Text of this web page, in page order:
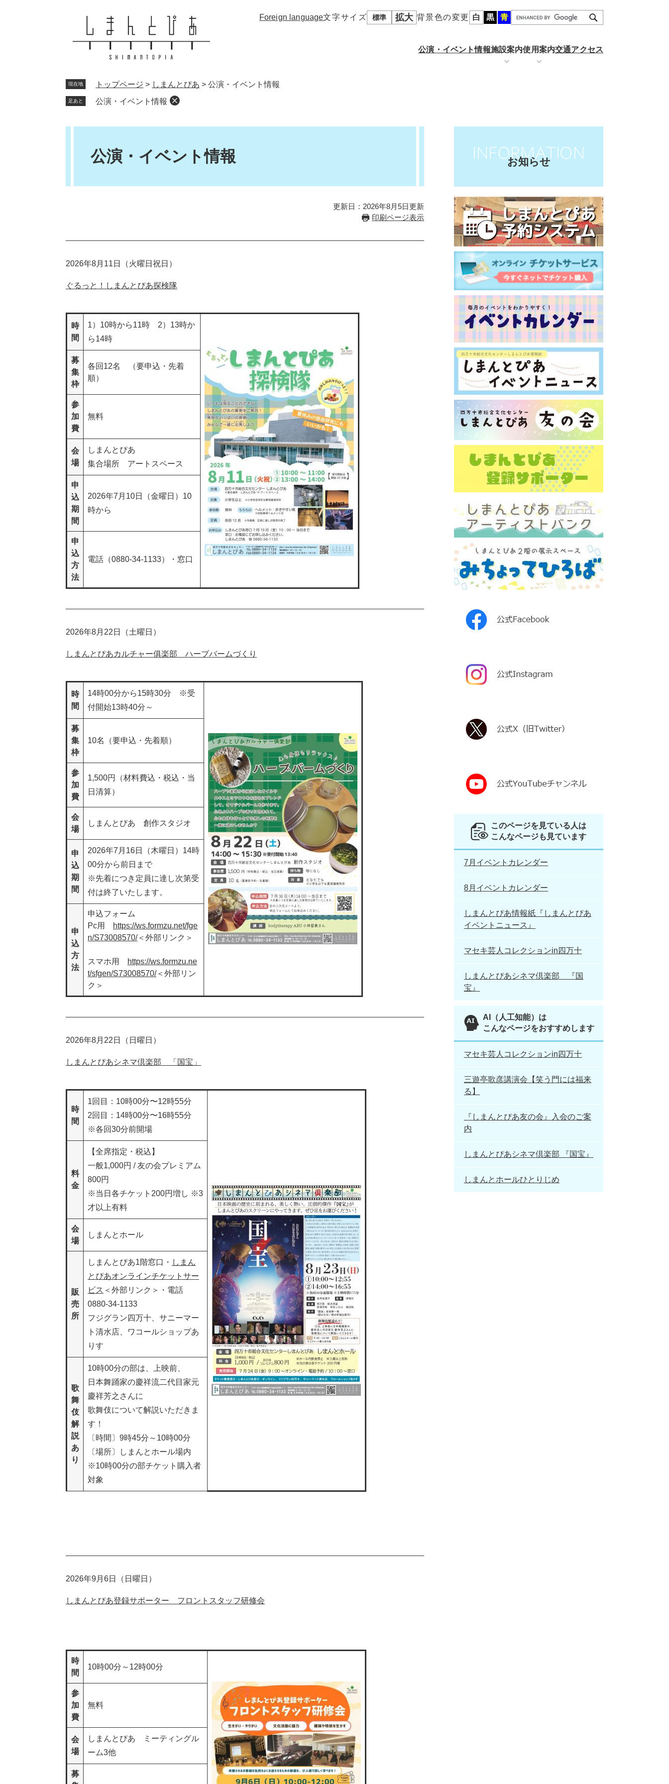
Foreign language文字サイズ 標準 拡大 背景色の変更 白 黒 青
G
o
索
公演・イベント情報施設案内
ス
使用案内
資料ダウンロード
交通アクセス
現在地 トップページ > しまんとぴあ > 公演・イベント情報
足あと 公演・イベント情報
公演・イベント情報
更新日：2026年8月5日更新
印刷ページ表示
2026年8月11日（火曜日祝日）
ぐるっと ！しまんとぴあ探検隊​
時
間
1）10時から11時 2）13時か
ら14時
募
集
枠
各回12名 （要申込・先着
順）
参
加
費
無料
会
場
しまんとぴあ
集合場所 アートスペース
申
込
期
間
2026年7月10日（金曜日）10
時から
申
込
方
法
電話（0880-34-1133）・窓口
2026年8月22日（土曜日）
しまんとぴあカルチャー俱楽部 ハーブバームづくり
時
間
14時00分から15時30分 ※受
付開始13時40分～
募
集
枠
10名（要申込・先着順）
参
加
費
1,500円（材料費込・税込・当
日清算）
会
場
しまんとぴあ 創作スタジオ
申
込
期
間
2026年7月16日（木曜日）14時
00分から前日まで
​※先着につき定員に達し次第受
付は終了いたします。
申
込
方
法
申込フォーム
Pc用
https://ws.formzu.net/fge
n/S73008570/＜外部リンク＞
スマホ用
https://ws.formzu.ne
t/sfgen/S73008570/＜外部リン
ク＞
2026年8月22日（日曜日）
しまんとぴあシネマ倶楽部 「国宝」
時
間
1回目：10時00分〜12時55分
2回目：14時00分〜16時55分
※各回30分前開場
料
金
【全席指定・税込】
一般1,000円 / 友の会プレミアム
800円
※当日各チケット200円増し ※3
才以上有料
会
場
しまんとホール
販
売
所
しまんとぴあ1階窓口・ しまん
とぴあオンラインチケットサー
ビス ＜外部リンク＞
・電話
0880-34-1133
フジグラン四万十、サニーマー
ト清水店、ワコールショップあ
りす
歌
舞
伎
解
説
あ
り
10時00分の部は、上映前、
日本舞踊家の慶祥流二代目家元
慶祥芳之さんに
歌舞伎について解説いただきま
す！
〔時間〕9時45分～10時00分
〔場所〕しまんとホール場内
※10時00分の部チケット購入者
対象
2026年9月6日（日曜日）
しまんとぴあ登録サポーター フロントスタッフ研修会
時
間
10時00分～12時00分
参
加
費
無料
会
場
しまんとぴあ ミーティングル
ーム3他
募
お知らせ
このページを見ている人は
こんなページも見ています
7月イベントカレンダー
8月イベントカレンダー
しまんとぴあ情報紙『しまんとぴあ
イベントニュース』
マセキ芸人コレクションin四万十
しまんとぴあシネマ倶楽部 『国
宝』
AI（人工知能）は
こんなページをおすすめします
マセキ芸人コレクションin四万十
三遊亭歌彦講演会【笑う門には福来
る】
『しまんとぴあ友の会』入会のご案
内
しまんとぴあシネマ倶楽部 『国宝』
しまんとホールひとりじめ